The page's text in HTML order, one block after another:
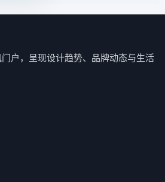
户，呈现设计趋势、品牌动态与生活